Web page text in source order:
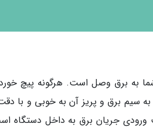
به برق وصل است. هرگونه پیچ
برق و پریز آن به خوبی و با دقت
جریان برق به داخل دستگاه